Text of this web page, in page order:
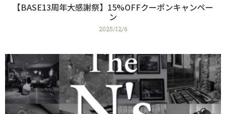
【BASE13周年大感謝祭】15%OFFクーポンキャンペー
ン
2025/12/6